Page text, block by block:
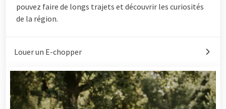
pouvez faire de longs trajets et découvrir les curiosités
de la région.
Louer un E-chopper